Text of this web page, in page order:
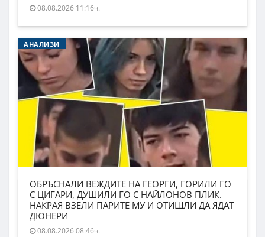
08.08.2026 11:16ч.
АНАЛИЗИ
ОБРЪСНАЛИ ВЕЖДИТЕ НА ГЕОРГИ, ГОРИЛИ ГО
С ЦИГАРИ, ДУШИЛИ ГО С НАЙЛОНОВ ПЛИК.
НАКРАЯ ВЗЕЛИ ПАРИТЕ МУ И ОТИШЛИ ДА ЯДАТ
ДЮНЕРИ
08.08.2026 08:46ч.